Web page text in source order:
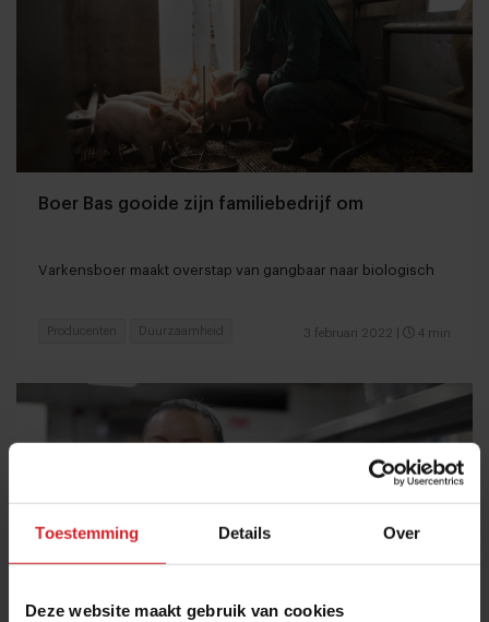
Toestemming Details Over
Deze website maakt gebruik van cookies
Boer Bas gooide zijn familiebedrijf om
Varkensboer maakt overstap van gangbaar naar biologisch
3 februari 2022 4 min
Producenten Duurzaamheid